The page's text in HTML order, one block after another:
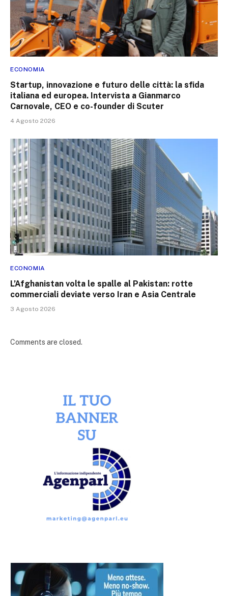
ECONOMIA
Startup, innovazione e futuro delle città: la sfida
italiana ed europea. Intervista a Gianmarco
Carnovale, CEO e co-founder di Scuter
4 Agosto 2026
ECONOMIA
L’Afghanistan volta le spalle al Pakistan: rotte
commerciali deviate verso Iran e Asia Centrale
3 Agosto 2026
Comments are closed.